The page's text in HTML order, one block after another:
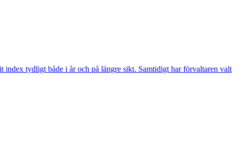
tydligt både i år och på längre sikt. Samtidigt har förvaltaren valt